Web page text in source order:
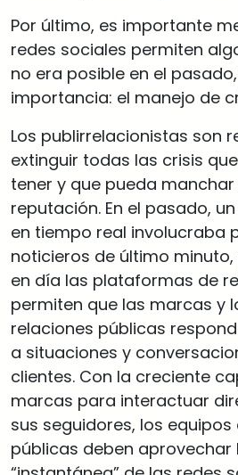
Por último, es importante
redes sociales permiten
no era posible en el
importancia: el manejo de
Los publirrelacionistas son
extinguir todas las crisis
tener y que pueda
reputación. En el pasado,
en tiempo real involucraba
noticieros de último
en día las plataformas de
permiten que las marcas y
relaciones públicas
a situaciones y
clientes. Con la creciente
marcas para interactuar
sus seguidores, los
públicas deben aprovechar